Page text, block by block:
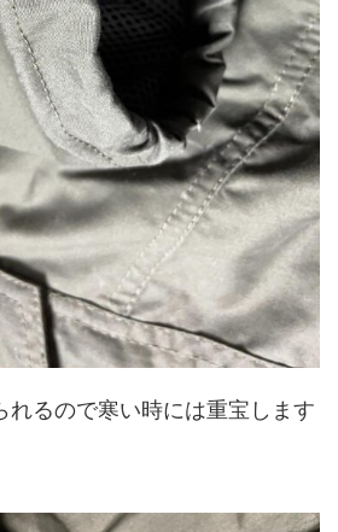
れるので寒い時には重宝します